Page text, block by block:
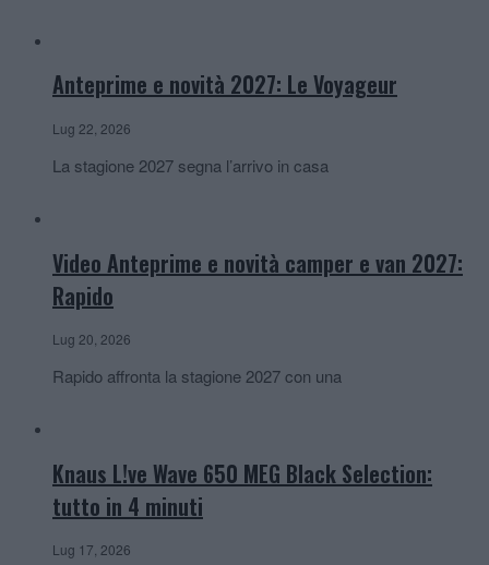
Anteprime e novità 2027: Le Voyageur
Lug 22, 2026
La stagione 2027 segna l’arrivo in casa
Video Anteprime e novità camper e van 2027:
Rapido
Lug 20, 2026
Rapido affronta la stagione 2027 con una
Knaus L!ve Wave 650 MEG Black Selection:
tutto in 4 minuti
Lug 17, 2026